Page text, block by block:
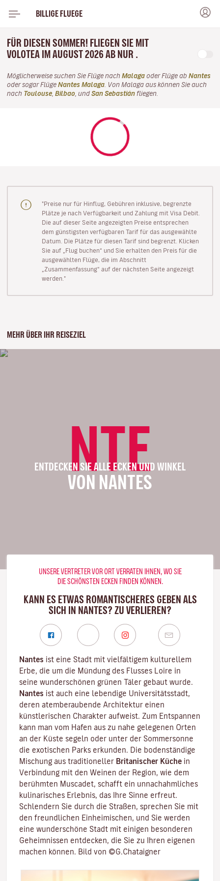
BILLIGE FLUEGE
FÜR DIESEN SOMMER! FLIEGEN SIE MIT
VOLOTEA IM AUGUST 2026 AB NUR .
Möglicherweise suchen Sie Flüge nach Malaga oder Flüge ab Nantes
oder sogar Flüge Nantes Malaga . Von Malaga aus können Sie auch
nach Toulouse Bilbao , und San Sebastián fliegen.
"Preise nur für Hinflug, Gebühren inklusive, begrenzte
Plätze je nach Verfügbarkeit und Zahlung mit Visa Debit.
Die auf dieser Seite angezeigten Preise entsprechen
dem günstigsten verfügbaren Tarif für das ausgewählte
Datum. Die Plätze für diesen Tarif sind begrenzt. Klicken
Sie auf „Flug buchen“ und Sie erhalten den Preis für die
ausgewählten Flüge, die im Abschnitt
„Zusammenfassung“ auf der nächsten Seite angezeigt
werden."
MEHR ÜBER IHR REISEZIEL
NTE
ENTDECKEN SIE ALLE ECKEN UND WINKEL
VON NANTES
UNSERE VERTRETER VOR ORT VERRATEN IHNEN, WO SIE
DIE SCHÖNSTEN ECKEN FINDEN KÖNNEN.
KANN ES ETWAS ROMANTISCHERES GEBEN ALS
SICH IN NANTES? ZU VERLIEREN?
Nantes ist eine Stadt mit vielfältigem kulturellem
Erbe, die um die Mündung des Flusses Loire in
seine wunderschönen grünen Täler gebaut wurde.
Nantes ist auch eine lebendige Universitätsstadt,
deren atemberaubende Architektur einen
künstlerischen Charakter aufweist. Zum Entspannen
kann man vom Hafen aus zu nahe gelegenen Orten
an der Küste segeln oder unter der Sommersonne
die exotischen Parks erkunden. Die bodenständige
Mischung aus traditioneller Britanischer Küche in
Verbindung mit den Weinen der Region, wie dem
berühmten Muscadet, schafft ein unnachahmliches
kulinarisches Erlebnis, das Ihre Sinne erfreut.
Schlendern Sie durch die Straßen, sprechen Sie mit
den freundlichen Einheimischen, und Sie werden
eine wunderschöne Stadt mit einigen besonderen
Geheimnissen entdecken, die Sie zu Ihren eigenen
machen können. Bild von ©G.Chataigner